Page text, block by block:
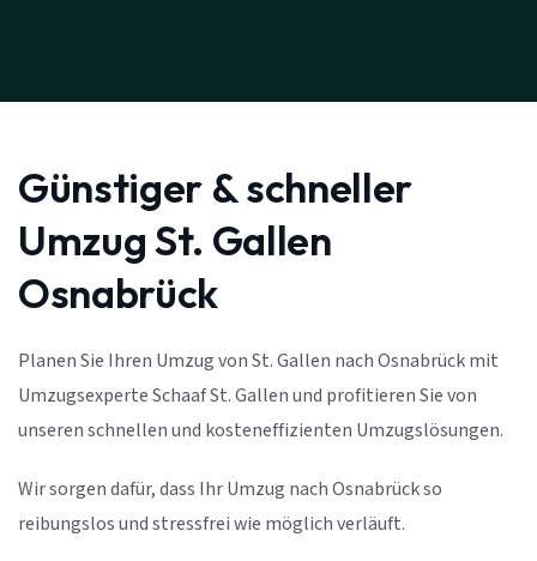
Günstiger & schneller
Umzug St. Gallen
Osnabrück
Planen Sie Ihren Umzug von St. Gallen nach Osnabrück mit
Umzugsexperte Schaaf St. Gallen und profitieren Sie von
unseren schnellen und kosteneffizienten Umzugslösungen.
Wir sorgen dafür, dass Ihr Umzug nach Osnabrück so
reibungslos und stressfrei wie möglich verläuft.